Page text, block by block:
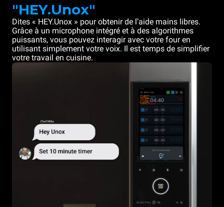
"HEY.Unox"
Dites « HEY.Unox » pour obtenir de l’aide mains libres.
Grâce à un microphone intégré et à des algorithmes
puissants, vous pouvez interagir avec votre four en
utilisant simplement votre voix. Il est temps de simplifier
votre travail en cuisine.